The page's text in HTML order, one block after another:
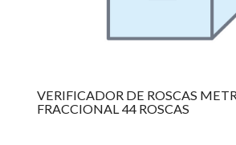
VERIFICADOR DE ROSCAS
FRACCIONAL 44 ROSCAS